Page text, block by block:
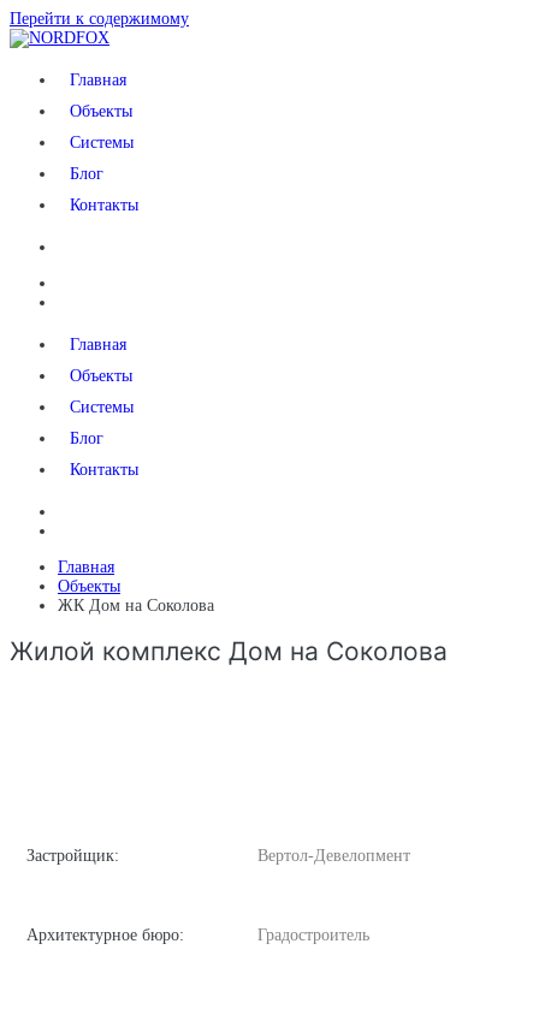
Перейти к содержимому
NORDFOXГлавная
Объекты
Системы
Блог
Контакты
Главная
Объекты
Системы
Блог
Контакты
Главная
Объекты
ЖК Дом на Соколова
Жилой комплекс Дом на Соколова
Застройщик: Вертол-Девелопмент
Архитектурное бюро: Градостроитель